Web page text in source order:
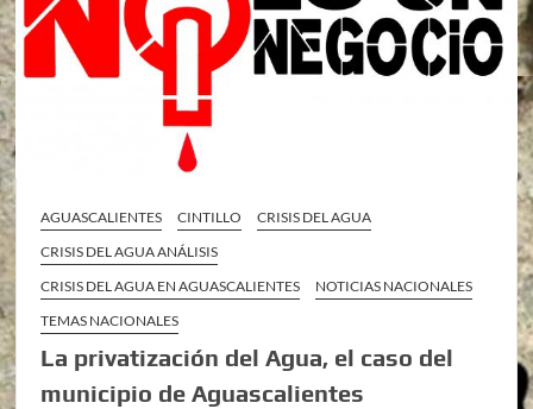
AGUASCALIENTES CINTILLO
CRISIS DEL AGUA
CRISIS DEL AGUA ANÁLISIS
CRISIS DEL AGUA EN AGUASCALIENTES
NOTICIAS NACIONALES
TEMAS NACIONALES
La privatización del Agua, el caso del
municipio de Aguascalientes